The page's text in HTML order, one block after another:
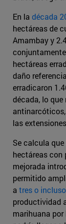
En la década
hectáreas de
Amambay y
hectáreas
daño
erradicaron
década, lo
las
Se calcula
hectáreas con
mejorada
permitido
a tres o
productividad
marihuana